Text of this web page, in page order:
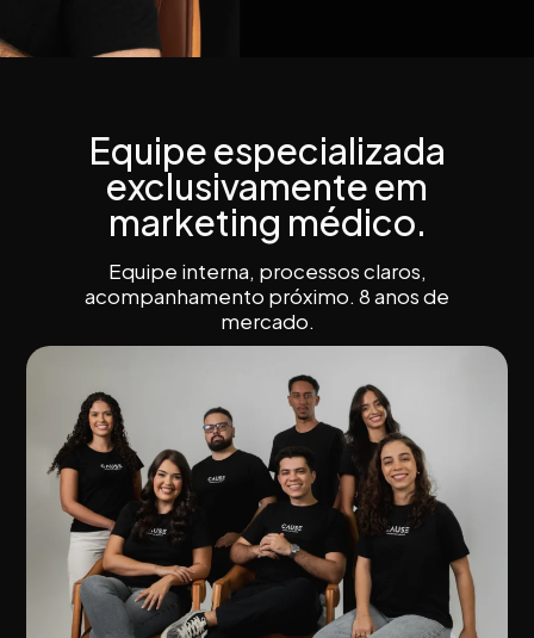
Equipe especializada
exclusivamente em
marketing médico.
Equipe interna, processos claros,
acompanhamento próximo. 8 anos de
mercado.